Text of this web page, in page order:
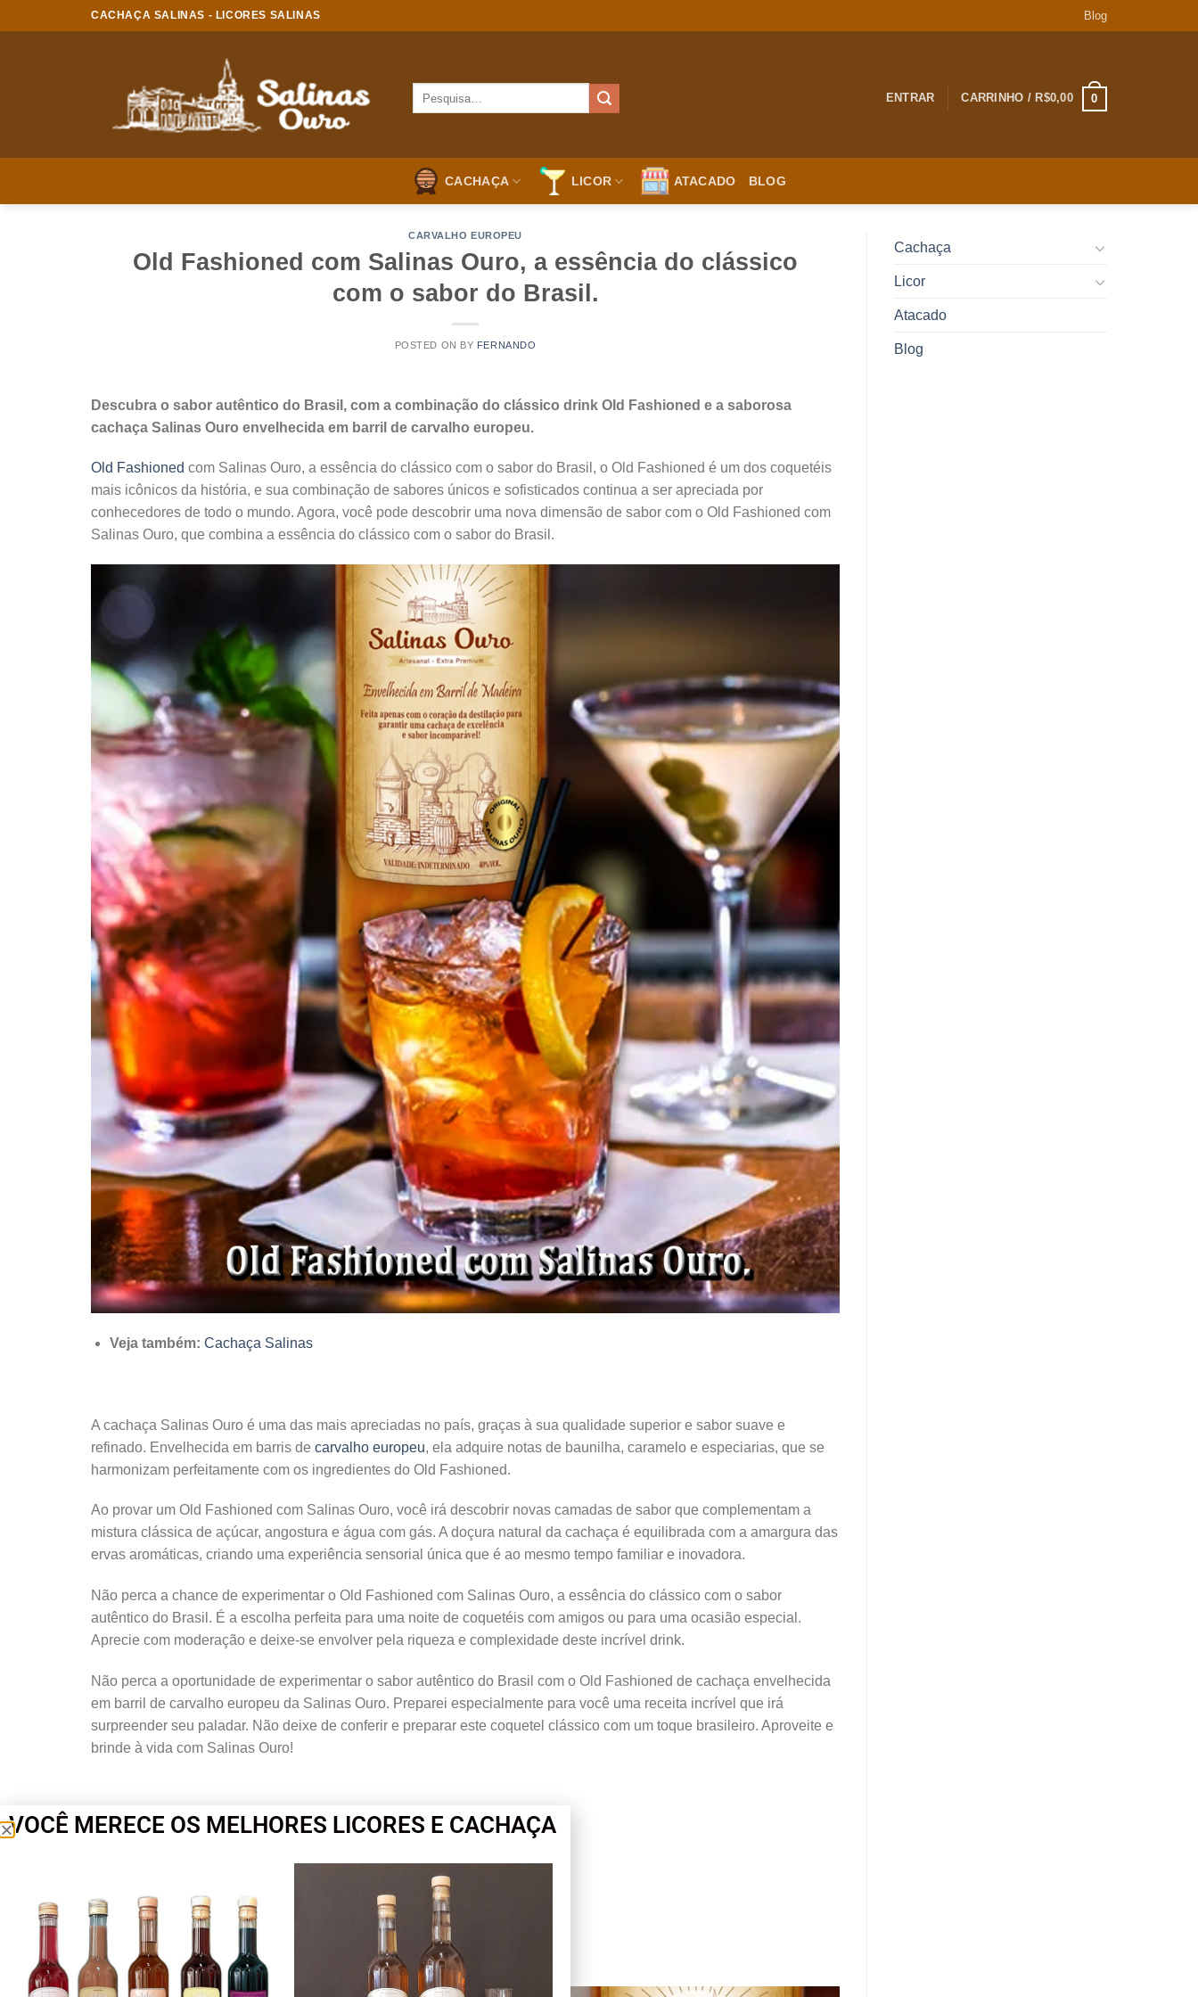
CACHAÇA SALINAS - LICORES SALINAS Blog
ENTRAR CARRINHO / R$0,00 0
CACHAÇA LICOR ATACADO BLOG
CARVALHO EUROPEU
Old Fashioned com Salinas Ouro, a essência do clássico
com o sabor do Brasil.
POSTED ON BY FERNANDO
Descubra o sabor autêntico do Brasil, com a combinação do clássico drink Old Fashioned e a saborosa
cachaça Salinas Ouro envelhecida em barril de carvalho europeu.
Old Fashioned com Salinas Ouro, a essência do clássico com o sabor do Brasil, o Old Fashioned é um dos coquetéis
mais icônicos da história, e sua combinação de sabores únicos e sofisticados continua a ser apreciada por
conhecedores de todo o mundo. Agora, você pode descobrir uma nova dimensão de sabor com o Old Fashioned com
Salinas Ouro, que combina a essência do clássico com o sabor do Brasil.
Veja também: Cachaça Salinas
A cachaça Salinas Ouro é uma das mais apreciadas no país, graças à sua qualidade superior e sabor suave e
refinado. Envelhecida em barris de carvalho europeu, ela adquire notas de baunilha, caramelo e especiarias, que se
harmonizam perfeitamente com os ingredientes do Old Fashioned.
Ao provar um Old Fashioned com Salinas Ouro, você irá descobrir novas camadas de sabor que complementam a
mistura clássica de açúcar, angostura e água com gás. A doçura natural da cachaça é equilibrada com a amargura das
ervas aromáticas, criando uma experiência sensorial única que é ao mesmo tempo familiar e inovadora.
Não perca a chance de experimentar o Old Fashioned com Salinas Ouro, a essência do clássico com o sabor
autêntico do Brasil. É a escolha perfeita para uma noite de coquetéis com amigos ou para uma ocasião especial.
Aprecie com moderação e deixe-se envolver pela riqueza e complexidade deste incrível drink.
Não perca a oportunidade de experimentar o sabor autêntico do Brasil com o Old Fashioned de cachaça envelhecida
em barril de carvalho europeu da Salinas Ouro. Preparei especialmente para você uma receita incrível que irá
surpreender seu paladar. Não deixe de conferir e preparar este coquetel clássico com um toque brasileiro. Aproveite e
brinde à vida com Salinas Ouro!
Veja também: Aprecie Nossa Delicia de Licor Doce de Leite Premium.
Receita do drink Old Fashioned com Salinas Ouro.
Cachaça
Licor
Atacado
Blog
VOCÊ MERECE OS MELHORES LICORES E CACHAÇA